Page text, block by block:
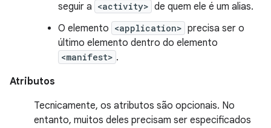
seguir a <activity> de quem ele é um alias.
O elemento <application> precisa ser o
último elemento dentro do elemento
<manifest> .
Atributos
Tecnicamente, os atributos são opcionais. No
entanto, muitos deles precisam ser especificados